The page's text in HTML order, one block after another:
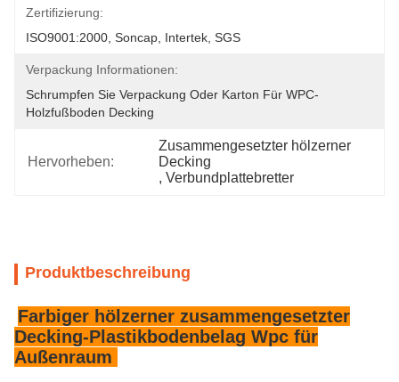
Zertifizierung:
ISO9001:2000, Soncap, Intertek, SGS
Verpackung Informationen:
Schrumpfen Sie Verpackung Oder Karton Für WPC-
Holzfußboden Decking
Hervorheben:
Zusammengesetzter hölzerner
Decking
, Verbundplattebretter
Produktbeschreibung
Farbiger hölzerner zusammengesetzter
Decking-Plastikbodenbelag Wpc für
Außenraum